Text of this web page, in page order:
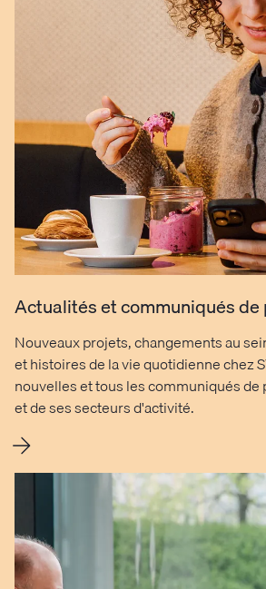
Actualités et communiqués de
Nouveaux projets, changements au
et histoires de la vie quotidienne chez
nouvelles et tous les communiqués de
et de ses secteurs d'activité.